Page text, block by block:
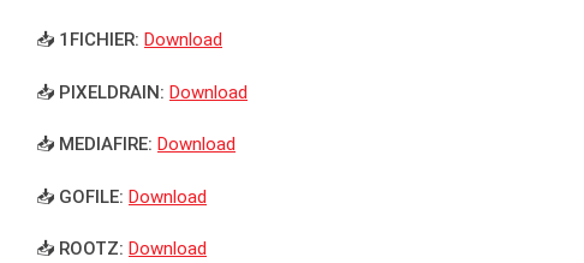
📥 1FICHIER: Download
📥 PIXELDRAIN: Download
📥 MEDIAFIRE: Download
📥 GOFILE: Download
📥 ROOTZ: Download